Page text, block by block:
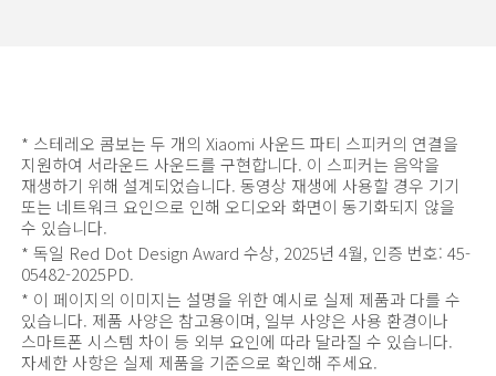
* 스테레오 콤보는 두 개의 Xiaomi 사운드 파티 스피커의 연결을
지원하여 서라운드 사운드를 구현합니다. 이 스피커는 음악을
재생하기 위해 설계되었습니다. 동영상 재생에 사용할 경우 기기
또는 네트워크 요인으로 인해 오디오와 화면이 동기화되지 않을
수 있습니다.
* 독일 Red Dot Design Award 수상, 2025년 4월, 인증 번호: 45-
05482-2025PD.
* 이 페이지의 이미지는 설명을 위한 예시로 실제 제품과 다를 수
있습니다. 제품 사양은 참고용이며, 일부 사양은 사용 환경이나
스마트폰 시스템 차이 등 외부 요인에 따라 달라질 수 있습니다.
자세한 사항은 실제 제품을 기준으로 확인해 주세요.